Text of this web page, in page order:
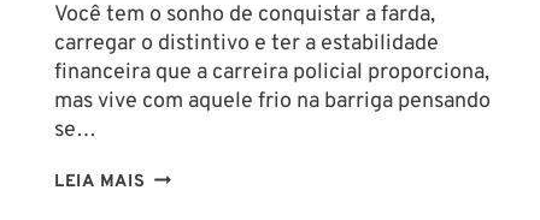
Você tem o sonho de conquistar a farda,
carregar o distintivo e ter a estabilidade
financeira que a carreira policial proporciona,
mas vive com aquele frio na barriga pensando
se…
LEIA MAIS TENHO